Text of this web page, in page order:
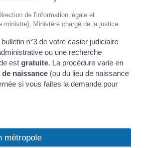
de l'information légale et
ministre), Ministère chargé de la justice
n°3 de votre casier judiciaire
ou une recherche
estgratuite. La procédure varie en
de naissance (ou du lieu de naissance
si vous faites la demande pour
métropole